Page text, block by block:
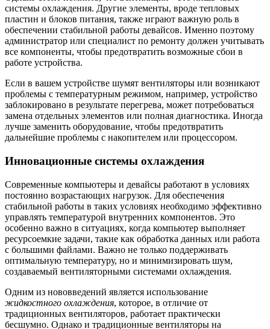
системы охлаждения. Другие элементы, вроде тепловых
пластин и блоков питания, также играют важную роль в
обеспечении стабильной работы девайсов. Именно поэтому
администратор или специалист по ремонту должен учитывать
все компоненты, чтобы предотвратить возможные сбои в
работе устройства.
Если в вашем устройстве шумят вентиляторы или возникают
проблемы с температурным режимом, например, устройство
заблокировано в результате перегрева, может потребоваться
замена отдельных элементов или полная диагностика. Иногда
лучше заменить оборудование, чтобы предотвратить
дальнейшие проблемы с накопителем или процессором.
Инновационные системы охлаждения
Современные компьютеры и девайсы работают в условиях
постоянно возрастающих нагрузок. Для обеспечения
стабильной работы в таких условиях необходимо эффективно
управлять температурой внутренних компонентов. Это
особенно важно в ситуациях, когда компьютер выполняет
ресурсоемкие задачи, такие как обработка данных или работа
с большими файлами. Важно не только поддерживать
оптимальную температуру, но и минимизировать шум,
создаваемый вентиляторными системами охлаждения.
Одним из нововведений является использование
жидкостного охлаждения, которое, в отличие от
традиционных вентиляторов, работает практически
бесшумно. Однако и традиционные вентиляторы на